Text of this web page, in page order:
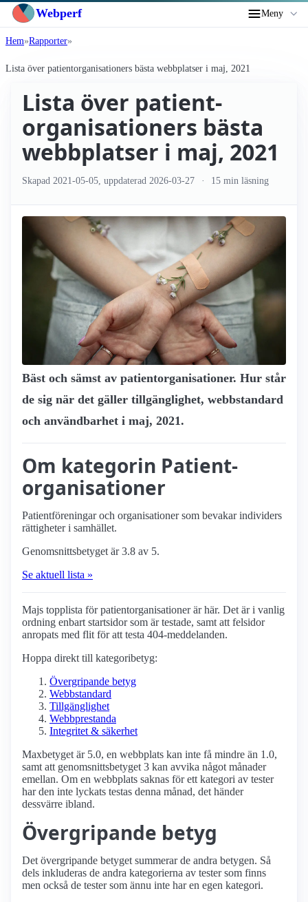
Webperf Meny
Hem Rapporter
Lista över patient­organisationers bästa webbplatser i maj, 2021
Lista över patient­
organisationers bästa
webbplatser i maj, 2021
Skapad 2021-05-05 , uppdaterad 2026-03-27 15 min läsning
Bäst och sämst av patient­organisationer. Hur står
de sig när det gäller tillgänglighet, webbstandard
och användbarhet i maj, 2021.
Om kategorin Patient­
organisationer
Patient­föreningar och organisationer som bevakar individers
rättigheter i samhället.
Genomsnittsbetyget är 3.8 av 5.
Se aktuell lista »
Majs topplista för patient­organisationer är här. Det är i vanlig
ordning enbart startsidor som är testade, samt att felsidor
anropats med flit för att testa 404-meddelanden.
Hoppa direkt till kategoribetyg:
Övergripande betyg
Webbstandard
Tillgänglighet
Webbprestanda
Integritet & säkerhet
Maxbetyget är 5.0, en webbplats kan inte få mindre än 1.0,
samt att genomsnittsbetyget 3 kan avvika något månader
emellan. Om en webbplats saknas för ett kategori av tester
har den inte lyckats testas denna månad, det händer
dessvärre ibland.
Övergripande betyg
Det övergripande betyget summerar de andra betygen. Så
dels inkluderas de andra kategorierna av tester som finns
men också de tester som ännu inte har en egen kategori.